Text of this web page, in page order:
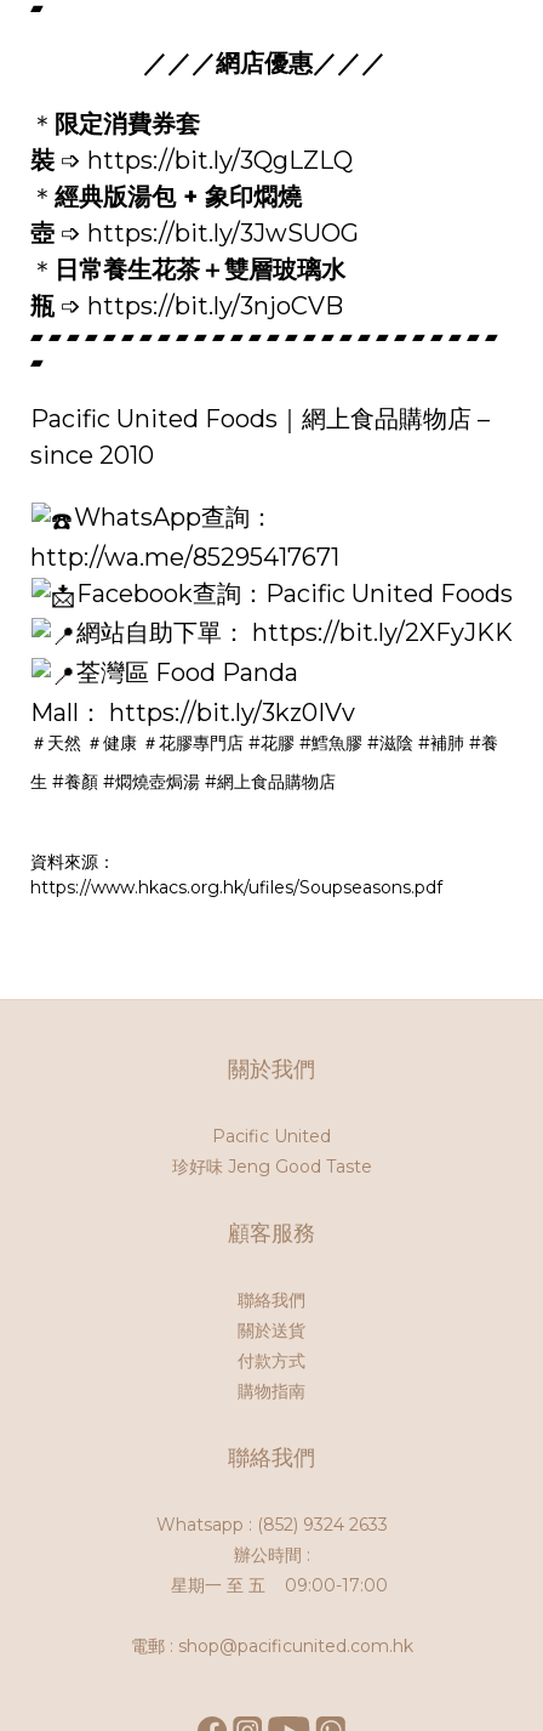
▰
／／／網店優惠／／／
＊ 限定消費券套
裝 ➩ https://bit.ly/3QgLZLQ
＊ 經典版湯包 + 象印燜燒
壺 ➩ https://bit.ly/3JwSUOG
＊ 日常養生花茶＋雙層玻璃水
瓶➩ https://bit.ly/3njoCVB
▰ ▰ ▰ ▰ ▰ ▰ ▰ ▰ ▰ ▰ ▰ ▰ ▰ ▰ ▰ ▰ ▰ ▰ ▰ ▰ ▰ ▰ ▰ ▰ ▰ ▰
▰
Pacific United Foods｜網上食品購物店 –
since 2010
WhatsApp查詢：
http://wa.me/85295417671
Facebook查詢：Pacific United Foods
網站自助下單： https://bit.ly/2XFyJKK
荃灣區 Food Panda
Mall： https://bit.ly/3kz0IVv
＃天然 ＃健康 ＃花膠專門店 #花膠 #鱈魚膠 #滋陰 #補肺 #養
生 #養顏 #燜燒壺焗湯 #網上食品購物店
資料來源：
https://www.hkacs.org.hk/ufiles/Soupseasons.pdf
關於我們
Pacific United
珍好味 Jeng Good Taste
顧客服務
聯絡我們
關於送貨
付款方式
購物指南
聯絡我們
Whatsapp : (852) 9324 2633
辦公時間 :
星期一 至 五 09:00-17:00
電郵 : shop@pacificunited.com.hk